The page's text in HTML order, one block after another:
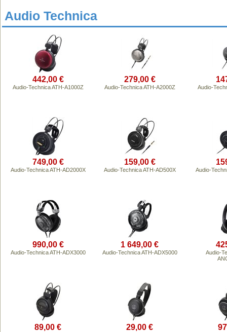
Audio Technica
442,00 €
Audio-Technica ATH-A1000Z
279,00 €
Audio-Technica ATH-A2000Z Audio-
749,00 €
Audio-Technica ATH-AD2000X
159,00 €
Audio-Technica ATH-AD500X Audio-
990,00 €
Audio-Technica ATH-ADX3000
1 649,00 €
Audio-Technica ATH-ADX5000
Audio-
89,00 € 29,00 €